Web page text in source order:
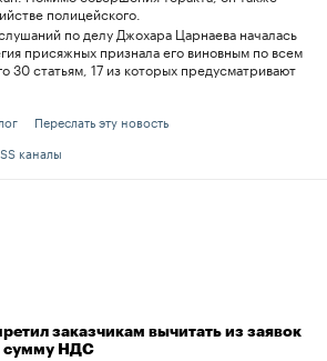
полицейского.
по делу Джохара Царнаева началась
присяжных признала его виновным по всем
30 статьям, 17 из которых предусматривают
Переслать эту новость
каналы
заказчикам вычитать из заявок
сумму НДС